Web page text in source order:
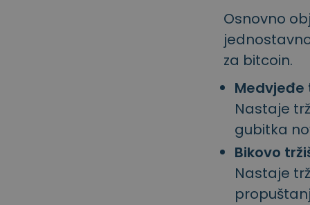
Osnovno
za bitcoin.
Nastaje
gubitka
Bikovo
Nastaje